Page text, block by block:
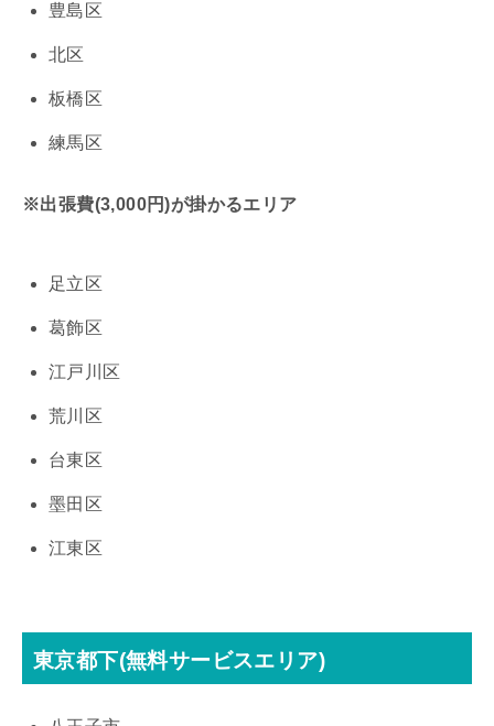
豊島区
北区
板橋区
練馬区
※出張費(3,000円)が掛かるエリア
足立区
葛飾区
江戸川区
荒川区
台東区
墨田区
江東区
東京都下(無料サービスエリア)